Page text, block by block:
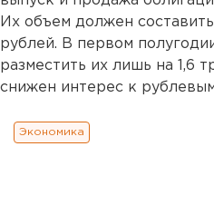
Их объем должен
рублей. В первом
разместить их лишь на 1,6
снижен интерес к
Экономика